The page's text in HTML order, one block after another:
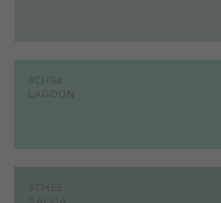
#CH54
LAGOON